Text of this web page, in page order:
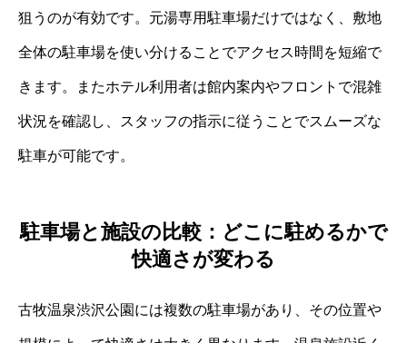
狙うのが有効です。元湯専用駐車場だけではなく、敷地
全体の駐車場を使い分けることでアクセス時間を短縮で
きます。またホテル利用者は館内案内やフロントで混雑
状況を確認し、スタッフの指示に従うことでスムーズな
駐車が可能です。
駐車場と施設の比較：どこに駐めるかで
快適さが変わる
古牧温泉渋沢公園には複数の駐車場があり、その位置や